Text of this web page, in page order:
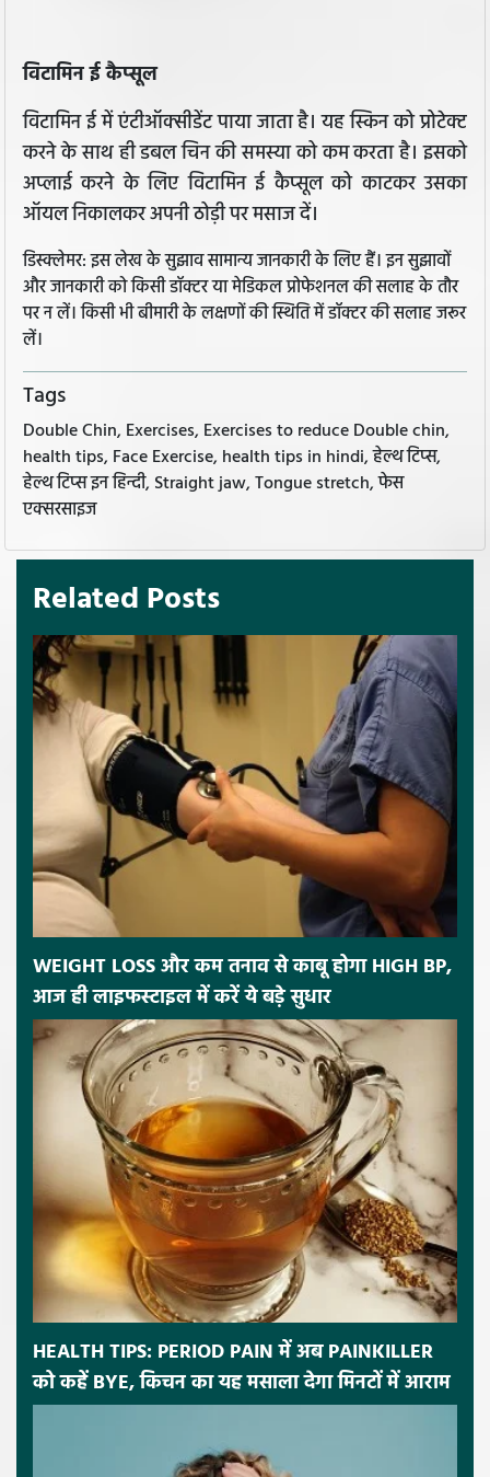
विटामिन ई कैप्सूल
विटामिन ई में एंटीऑक्सीडेंट पाया जाता है। यह स्किन को प्रोटेक्ट
करने के साथ ही डबल चिन की समस्या को कम करता है। इसको
अप्लाई करने के लिए विटामिन ई कैप्सूल को काटकर उसका
ऑयल निकालकर अपनी ठोड़ी पर मसाज दें।
डिस्क्लेमर: इस लेख के सुझाव सामान्य जानकारी के लिए हैं। इन सुझावों
और जानकारी को किसी डॉक्टर या मेडिकल प्रोफेशनल की सलाह के तौर
पर न लें। किसी भी बीमारी के लक्षणों की स्थिति में डॉक्टर की सलाह जरूर
लें।
Tags
Double Chin, Exercises, Exercises to reduce Double chin,
health tips, Face Exercise, health tips in hindi, हेल्थ टिप्स,
हेल्थ टिप्स इन हिन्दी, Straight jaw, Tongue stretch, फेस
एक्सरसाइज
Related Posts
WEIGHT LOSS और कम तनाव से काबू होगा HIGH BP,
आज ही लाइफस्टाइल में करें ये बड़े सुधार
HEALTH TIPS: PERIOD PAIN में अब PAINKILLER
को कहें BYE, किचन का यह मसाला देगा मिनटों में आराम